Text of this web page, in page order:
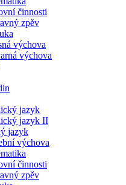
činnosti
zpěv
výchova
výchova
jazyk
jazyk II
jazyk
výchova
činnosti
zpěv